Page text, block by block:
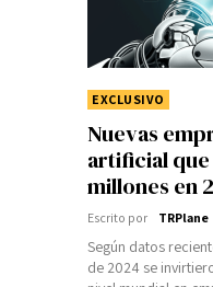
EXCLUSIVO
Nuevas
artificial que
millones en
Escrito por TRPlane
Según datos
de 2024 se